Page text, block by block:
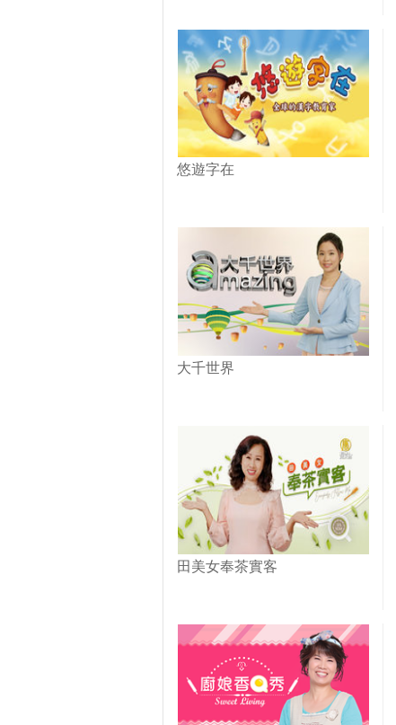
悠遊字在
大千世界
田美女奉茶實客